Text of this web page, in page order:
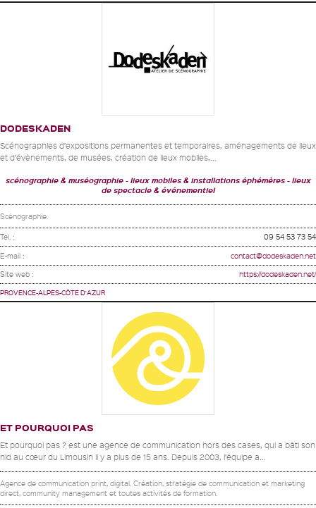
DODESKADEN
Scénographies d’expositions permanentes et temporaires, aménagements de lieux
et d’évènements, de musées, création de lieux mobiles,...
scénographie & muséographie lieux mobiles & installations éphémères
lieux
de spectacle & événementiel
Scénographie.
Tel. : 09 54 53 73 54
E-mail : contact@dodeskaden.net
Site web : https://dodeskaden.net/
PROVENCE-ALPES-CÔTE D'AZUR
ET POURQUOI PAS
Et pourquoi pas ? est une agence de communication hors des cases, qui a bâti son
nid au cœur du Limousin il y a plus de 15 ans. Depuis 2003, l’équipe a...
Agence de communication print, digital. Création, stratégie de communication et marketing
direct, community management et toutes activités de formation.